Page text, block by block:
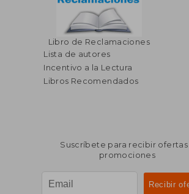
40%
dcto.
$ 54.59
$ 32.75
Libro de Reclamaciones
Lista de autores
Incentivo a la Lectura
Libros Recomendados
Suscríbete para recibir ofertas
promociones